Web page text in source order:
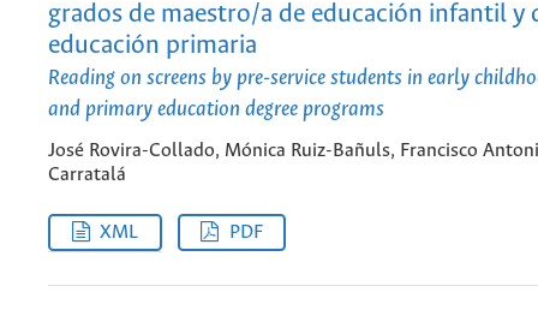
grados de maestro/a de educación infantil y
educación primaria
Reading on screens by pre-service students in early
and primary education degree programs
José Rovira-Collado, Mónica Ruiz-Bañuls, Francisco
Carratalá
XML PDF